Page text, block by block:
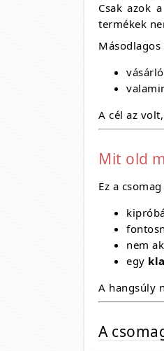
Csak azok
termékek
A cél az
Mit old
Ez a
nem
egy
A hangsúly
A